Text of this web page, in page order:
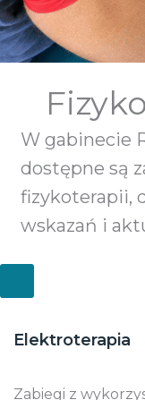
W gabinecie
dostępne są
fizykoterapii,
wskazań i
Elektroterapia
Zabiegi z